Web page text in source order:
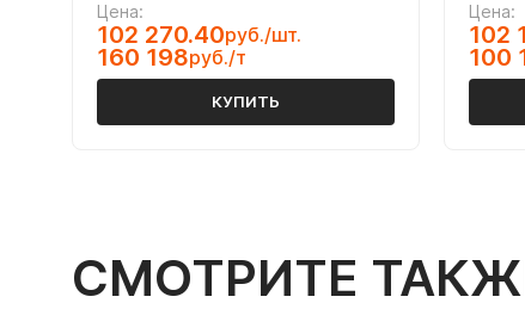
Цена:
102 270.40руб./шт.
160 198руб./т
КУПИТЬ
Цена:
102
100
СМОТРИТЕ